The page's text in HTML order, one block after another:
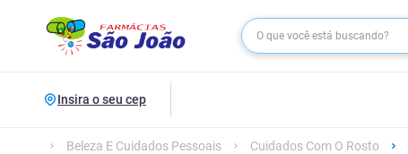
Insira o seu cep
Beleza E Cuidados Pessoais Cuidados Com O Rosto